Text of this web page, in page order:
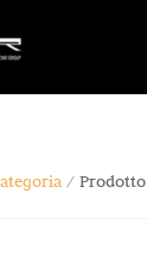
/ Prodotto